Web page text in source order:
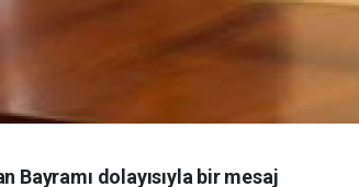
Bayramı dolayısıyla bir mesaj